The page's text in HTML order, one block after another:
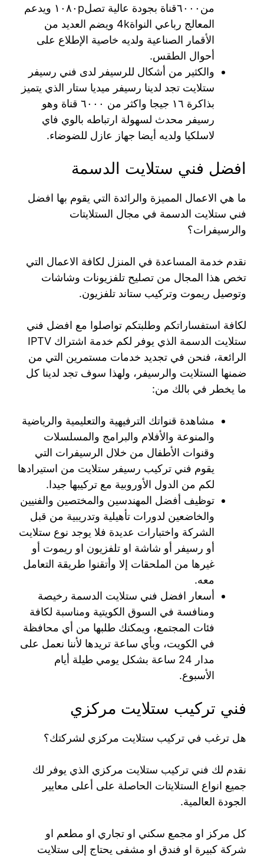
من٦٠٠٠قناة بجودة عالية تصل١٠٨٠p ويدعم
المعالج رباعي النواة4k ويضم العديد من
الأقمار الصناعية ولديه خاصية الإطلاع على
أحوال الطقس.
والكثير من أشكال للرسيفر لدى فني رسيفر
ستلايت تجد لدينا رسيفر ميديا ستار الذي يتميز
بذاكرة ١٦ جيجا واكثر من ٦٠٠٠ قناة وهو
رسيفر محدث لسهولة ارتباطه بالوي فاي
لاسلكيا ولديه أيضا جهاز عازل للضوضاء.
افضل فني ستلايت الدسمة
ما هي الاعمال المميزة والرائدة التي يقوم بها افضل
فني ستلايت الدسمة في مجال الستلايتات
والرسيفرات؟
نقدم خدمة المساعدة في المنزل لكافة الاعمال التي
تخص هذا المجال من تصليح تلفزيونات وشاشات
وتوصيل ريموت وتركيب ستاند تلفزيون.
لكافة استفساراتكم وطلبتكم تواصلوا مع افضل فني
ستلايت الدسمة الذي يوفر لكم خدمة اشتراك IPTV
الرائعة، فنحن في تجديد خدمات مستمرين التي من
ضمنها الستلايت والرسيفر، ولهذا سوف تجد لدينا كل
ما يخطر في بالك من:
مشاهدة قنواتك الترفيهية والتعليمية والرياضية
والمنوعة والأفلام والبرامج والمسلسلات
وقنوات الأطفال من خلال الرسيفرات التي
يقوم فني تركيب رسيفر ستلايت من استيرادها
لكم من الدول الأوروبية مع تركيبها جيدا.
توظيف أفضل المهندسين والمختصين والفنيين
والخاضعين لدورات تأهيلية وتدريبية من قبل
الشركة واختبارات عديدة فلا يوجد نوع ستلايت
أو رسيفر أو شاشة او تلفزيون او ريموت أو
غيرها من الملحقات إلا وأتقنوا طريقة التعامل
معه.
أسعار افضل فني ستلايت الدسمة رخيصة
ومنافسة في السوق الكويتية ومناسبة لكافة
فئات المجتمع، ويمكنك طلبها من أي محافظة
في الكويت، وبأي ساعة تريدها لأننا نعمل على
مدار 24 ساعة بشكل يومي طيلة أيام
الأسبوع.
فني تركيب ستلايت مركزي
هل ترغب في تركيب ستلايت مركزي لشركتك؟
نقدم لك فني تركيب ستلايت مركزي الذي يوفر لك
جميع انواع الستلايتات الحاصلة على أعلى معايير
الجودة العالمية.
كل مركز او مجمع سكني او تجاري او مطعم او
شركة كبيرة او فندق او مشفى يحتاج إلى ستلايت